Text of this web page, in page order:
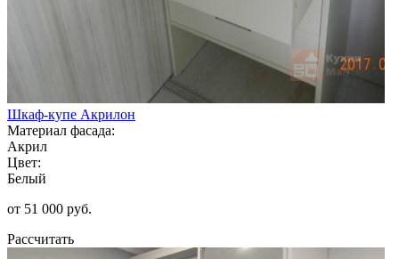
Шкаф-купе Акрилон
Материал фасада:
Акрил
Цвет:
Белый
от 51 000 руб.
Рассчитать